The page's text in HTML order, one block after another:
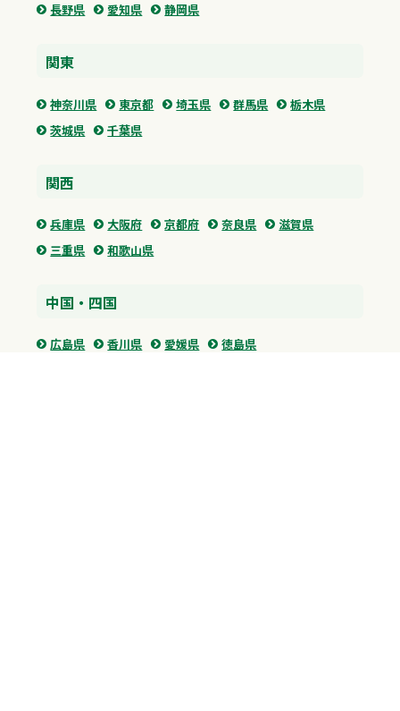
長野県
愛知県 静岡県
関東
神奈川県 東京都 埼玉県 群馬県
栃木県
茨城県
千葉県
関西
兵庫県 大阪府 京都府 奈良県
滋賀県
三重県
和歌山県
中国・四国
広島県 香川県 愛媛県 徳島県